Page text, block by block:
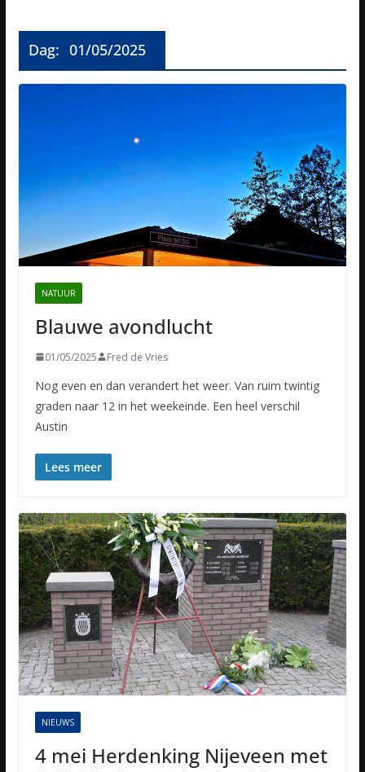
Dag: 01/05/2025
NATUUR
Blauwe avondlucht
01/05/2025 Fred de Vries
Nog even en dan verandert het weer. Van ruim twintig
graden naar 12 in het weekeinde. Een heel verschil
Austin
Lees meer
NIEUWS
4 mei Herdenking Nijeveen met